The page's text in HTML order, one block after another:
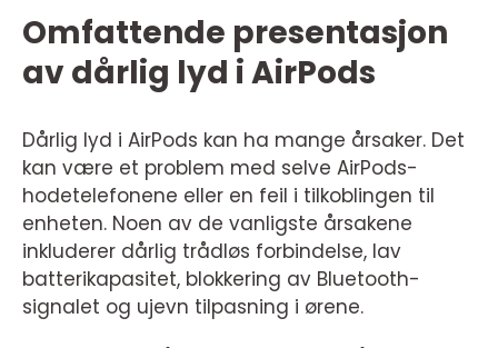
Omfattende presentasjon
av dårlig lyd i AirPods
Dårlig lyd i AirPods kan ha mange årsaker. Det
kan være et problem med selve AirPods-
hodetelefonene eller en feil i tilkoblingen til
enheten. Noen av de vanligste årsakene
inkluderer dårlig trådløs forbindelse, lav
batterikapasitet, blokkering av Bluetooth-
signalet og ujevn tilpasning i ørene.